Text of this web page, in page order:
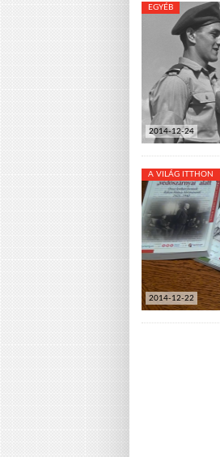
2014-12-24
EGYÉB
2014-12-22
A VILÁG ITTHON